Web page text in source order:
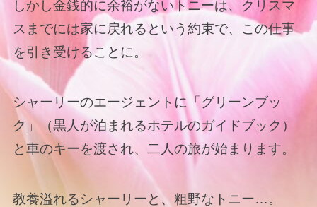
しかし金銭的に余裕がないトニーは、クリスマ
スまでには家に戻れるという約束で、この仕事
を引き受けることに。
シャーリーのエージェントに「グリーンブッ
ク」（黒人が泊まれるホテルのガイドブック）
と車のキーを渡され、二人の旅が始まります。
教養溢れるシャーリーと、粗野なトニー…。